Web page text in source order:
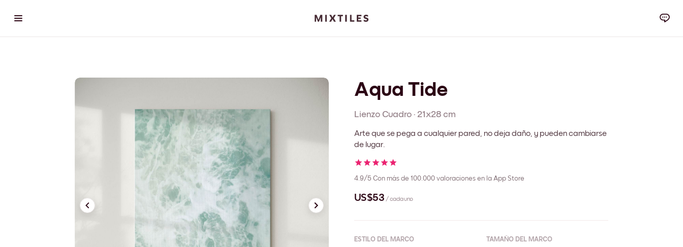
Aqua Tide
Lienzo Cuadro · 21x28 cm
Arte que se pega a cualquier pared, no deja daño, y pueden cambiarse
de lugar.
4.9/5 Con más de 100.000 valoraciones en la App Store
US$53 / cada uno
ESTILO DEL MARCO TAMAÑO DEL MARCO